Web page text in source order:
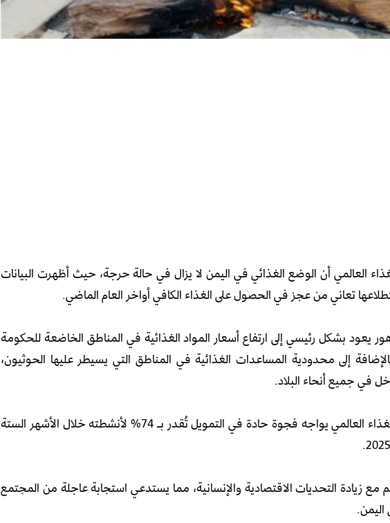
العالمي أن الوضع الغذائي في اليمن لا يزال في حالة حرجة، حيث أظهرت البيانات
يعود بشكل رئيسي إلى ارتفاع أسعار المواد الغذائية في المناطق الخاضعة للحكومة
إلى محدودية المساعدات الغذائية في المناطق التي يسيطر عليها الحوثيون،
في جميع أنحاء البلاد.
كما أظهر التقرير أن برنامج الغذاء العالمي يواجه فجوة حادة في التمويل تُقدر بـ 74% لأنشطته خلال الأشهر الستة
زيادة التحديات الاقتصادية والإنسانية، مما يستدعي استجابة عاجلة من المجتمع